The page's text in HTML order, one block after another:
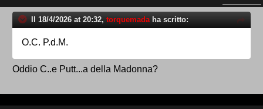
Il 18/4/2026 at 20:32, torquemadaha scritto:
O.C. P.d.M.
Oddio C..e Putt...a della Madonna?